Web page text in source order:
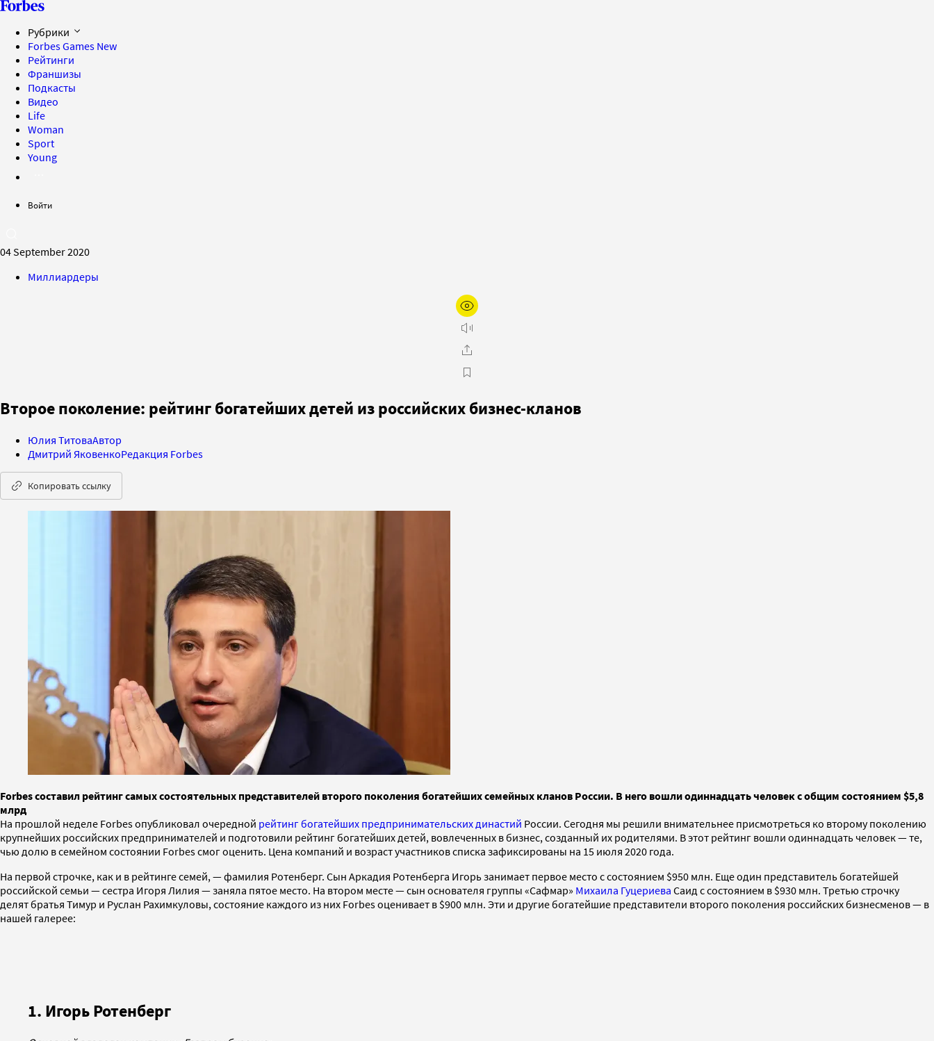
Рубрики
Forbes Games New
Рейтинги
Франшизы
Подкасты
Видео
Life
Woman
Sport
Young
Войти
04 September 2020
Миллиардеры
Второе поколение: рейтинг богатейших детей из российских бизнес-кланов
Юлия ТитоваАвтор
Дмитрий ЯковенкоРедакция Forbes
Копировать ссылку
Forbes составил рейтинг самых состоятельных представителей второго поколения богатейших семейных кланов России. В него вошли одиннадцать человек с общим состоянием $5,8
млрд
На прошлой неделе Forbes опубликовал очередной рейтинг богатейших предпринимательских династий России. Сегодня мы решили внимательнее присмотреться ко второму поколению
крупнейших российских предпринимателей и подготовили рейтинг богатейших детей, вовлеченных в бизнес, созданный их родителями. В этот рейтинг вошли одиннадцать человек — те,
чью долю в семейном состоянии Forbes смог оценить. Цена компаний и возраст участников списка зафиксированы на 15 июля 2020 года.
На первой строчке, как и в рейтинге семей, — фамилия Ротенберг. Сын Аркадия Ротенберга Игорь занимает первое место с состоянием $950 млн. Еще один представитель богатейшей
российской семьи — сестра Игоря Лилия — заняла пятое место. На втором месте — сын основателя группы «Сафмар» Михаила Гуцериева Саид с состоянием в $930 млн. Третью строчку
делят братья Тимур и Руслан Рахимкуловы, состояние каждого из них Forbes оценивает в $900 млн. Эти и другие богатейшие представители второго поколения российских бизнесменов — в
нашей галерее:
1. Игорь Ротенберг